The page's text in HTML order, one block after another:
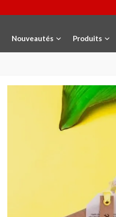
Nouveautés Produits
Ajouter au panier
Médaille commémorative Gaudí